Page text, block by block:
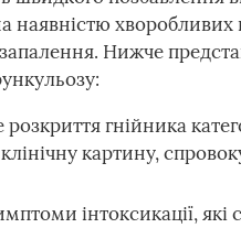
наявністю хворобливих
Нижче
гнійника
картину,
інтоксикації,